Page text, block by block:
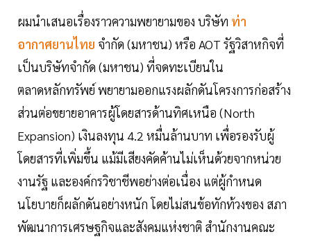
ผมนำเสนอเรื่องราวความพยายามของ บริษัท ท่า
อากาศยานไทย จำกัด (มหาชน) หรือ AOT รัฐวิสาหกิจที่
เป็นบริษัทจำกัด (มหาชน) ที่จดทะเบียนใน
ตลาดหลักทรัพย์ พยายามออกแรงผลักดันโครงการก่อสร้าง
ส่วนต่อขยายอาคารผู้โดยสารด้านทิศเหนือ (North
Expansion) เงินลงทุน 4.2 หมื่นล้านบาท เพื่อรองรับผู้
โดยสารที่เพิ่มขึ้น แม้มีเสียงคัดค้านไม่เห็นด้วยจากหน่วย
งานรัฐ และองค์กรวิชาชีพอย่างต่อเนื่อง แต่ผู้กำหนด
นโยบายก็ผลักดันอย่างหนัก โดยไม่สนข้อทักท้วงของ สภา
พัฒนาการเศรษฐกิจและสังคมแห่งชาติ สำนักงานคณะ